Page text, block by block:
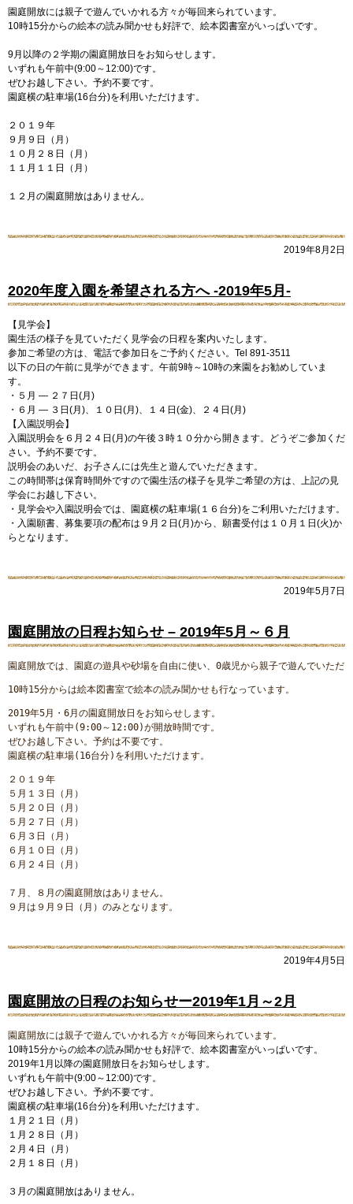
園庭開放には親子で遊んでいかれる方々が毎回来られています。
10時15分からの絵本の読み聞かせも好評で、絵本図書室がいっぱいです。
9月以降の２学期の園庭開放日をお知らせします。
いずれも午前中(9:00～12:00)です。
ぜひお越し下さい。予約不要です。
園庭横の駐車場(16台分)を利用いただけます。
２０１９年
９月９日（月）
１０月２８日（月）
１１月１１日（月）
１２月の園庭開放はありません。
2019年8月2日
2020年度入園を希望される方へ -2019年5月-
【見学会】
園生活の様子を見ていただく見学会の日程を案内いたします。
参加ご希望の方は、電話で参加日をご予約ください。Tel 891-3511
以下の日の午前に見学ができます。午前9時～10時の来園をお勧めしていま
す。
・５月 — ２７日(月)
・６月 — ３日(月)、１０日(月)、１４日(金)、２４日(月)
【入園説明会】
入園説明会を６月２４日(月)の午後３時１０分から開きます。どうぞご参加くだ
さい。予約不要です。
説明会のあいだ、お子さんには先生と遊んでいただきます。
この時間帯は保育時間外ですので園生活の様子を見学ご希望の方は、上記の見
学会にお越し下さい。
・見学会や入園説明会では、園庭横の駐車場(１６台分)をご利用いただけます。
・入園願書、募集要項の配布は９月２日(月)から、願書受付は１０月１日(火)か
らとなります。
2019年5月7日
園庭開放の日程お知らせ – 2019年5月～６月
2019年5月・6月の園庭開放日をお知らせします。
いずれも午前中(9:00～12:00)が開放時間です。
ぜひお越し下さい。予約は不要です。
２０１９年
５月１３日（月）
５月２０日（月）
５月２７日（月）
６月３日（月）
６月１０日（月）
６月２４日（月）
７月、８月の園庭開放はありません。
９月は９月９日（月）のみとなります。
2019年4月5日
園庭開放の日程のお知らせー2019年1月～2月
園庭開放には親子で遊んでいかれる方々が毎回来られています。
10時15分からの絵本の読み聞かせも好評で、絵本図書室がいっぱいです。
2019年1月以降の園庭開放日をお知らせします。
いずれも午前中(9:00～12:00)です。
ぜひお越し下さい。予約不要です。
園庭横の駐車場(16台分)を利用いただけます。
１月２１日（月）
１月２８日（月）
２月４日（月）
２月１８日（月）
３月の園庭開放はありません。